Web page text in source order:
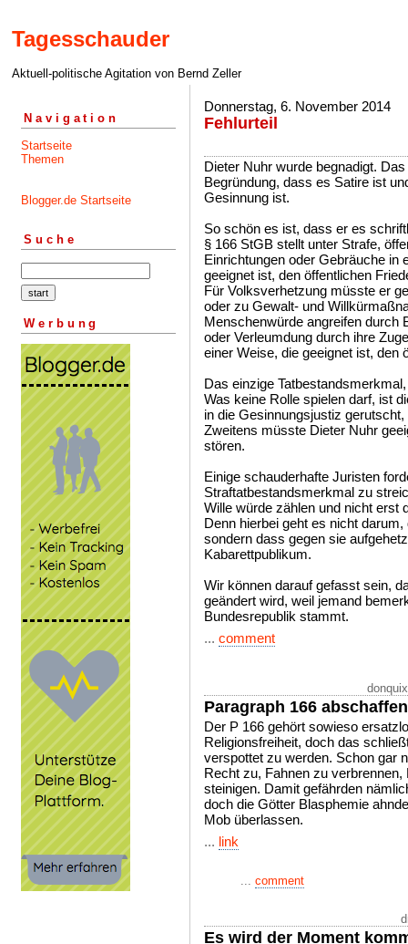
Tagesschauder
Aktuell-politische Agitation von Bernd Zeller
Navigation
Startseite
Themen
Blogger.de Startseite
Suche
Werbung
Donnerstag, 6. November 2014
Fehlurteil
Dieter Nuhr wurde begnadigt.
Begründung, dass es Satire ist
Gesinnung ist.
So schön es ist, dass er es
§ 166 StGB stellt unter Strafe,
Einrichtungen oder Gebräuche in
geeignet ist, den öffentlichen
Für Volksverhetzung müsste er
oder zu Gewalt- und
Menschenwürde angreifen durch
oder Verleumdung durch ihre
einer Weise, die geeignet ist, den
Das einzige
Was keine Rolle spielen darf, ist
in die Gesinnungsjustiz
Zweitens müsste Dieter Nuhr
stören.
Einige schauderhafte Juristen
Straftatbestandsmerkmal zu
Wille würde zählen und nicht erst
Denn hierbei geht es nicht
sondern dass gegen sie
Kabarettpublikum.
Wir können darauf gefasst sein,
geändert wird, weil jemand
Bundesrepublik stammt.
... comment
Paragraph 166 abschaffen
Der P 166 gehört sowieso
Religionsfreiheit, doch das
verspottet zu werden. Schon gar
Recht zu, Fahnen zu
steinigen. Damit gefährden
doch die Götter Blasphemie
Mob überlassen.
... link
... comment
Es wird der Moment